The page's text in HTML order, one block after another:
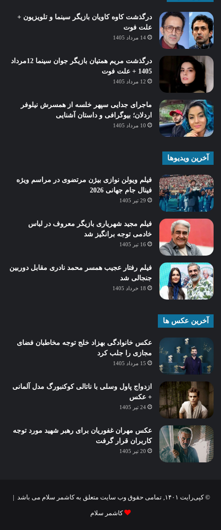
درگذشت کاوه کاویان بازیگر سینما و تلویزیون +
علت فوت
14 مرداد 1405
درگذشت مریم همتیان بازیگر جوان سینما 12مرداد
1405 + علت فوت
12 مرداد 1405
ماجرای جدایی سپهر خلسه از همسرش نیلوفر
اردلان؛ بیوگرافی و داستان آشنایی
10 مرداد 1405
آخرین ویدیوها
فیلم ویولن نوازی بیژن مرتضوی در مراسم ویژه
فینال جام جهانی 2026
29 تیر 1405
فیلم مجید شهریاری بازیگر معروف در لباس
خادمی توجه برانگیز شد
16 تیر 1405
فیلم رفتار عجیب همسر محمد نادری مقابل دوربین
جنجالی شد
18 خرداد 1405
آخرین عکس ها
عکس خانوادگی بهزاد خلج توجه مخاطبان فضای
مجازی را جلب کرد
15 مرداد 1405
ازدواج پاول وسلی با ناتالی کوکنبورگ مدل آلمانی
+ عکس
24 تیر 1405
عکس مهران غفوریان برای رهبر شهید مورد توجه
کاربران قرار گرفت
20 تیر 1405
© کپی‌رایت ۱۴۰۱, تمامی حقوق وب سایت متعلق به کاشمر سلام می باشد |
کاشمر سلام